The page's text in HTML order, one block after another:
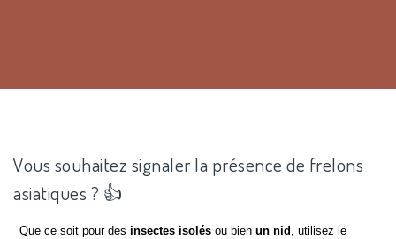
Vous souhaitez signaler la présence de frelons
asiatiques ? 👍
Que ce soit pour desinsectes isolés ou bienun nid , utilisez le